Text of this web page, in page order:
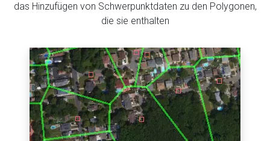
das Hinzufügen von Schwerpunktdaten zu den Polygonen,
die sie enthalten